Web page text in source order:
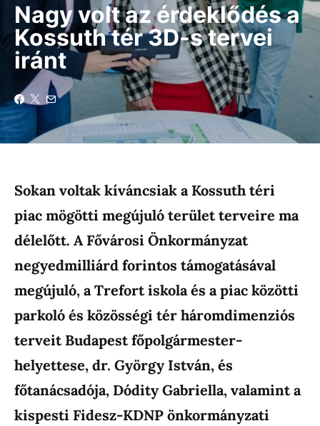
Nagy volt az érdeklődés a
Kossuth tér 3D-s tervei
iránt
Sokan voltak kíváncsiak a Kossuth téri
piac mögötti megújuló terület terveire ma
délelőtt. A Fővárosi Önkormányzat
negyedmilliárd forintos támogatásával
megújuló, a Trefort iskola és a piac közötti
parkoló és közösségi tér háromdimenziós
terveit Budapest főpolgármester-
helyettese, dr. György István, és
főtanácsadója, Dódity Gabriella, valamint a
kispesti Fidesz-KDNP önkormányzati